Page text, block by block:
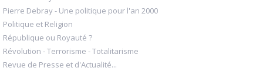
Pierre Debray - Une politique pour l'an 2000
Politique et Religion
République ou Royauté ?
Révolution - Terrorisme - Totalitarisme
Revue de Presse et d'Actualité...